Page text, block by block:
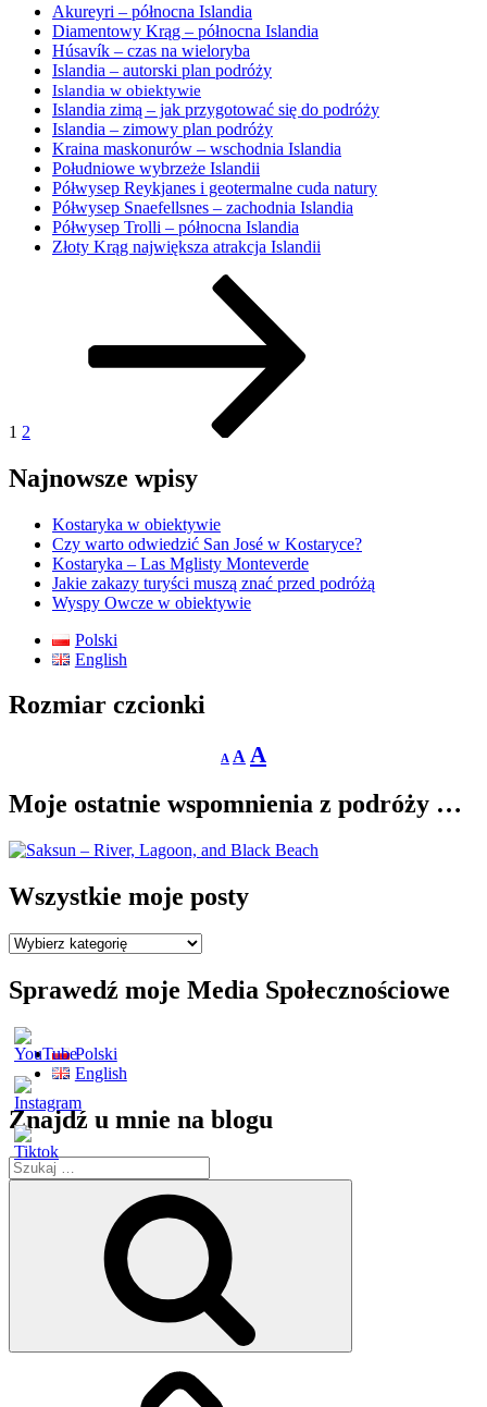
Akureyri – północna Islandia
Diamentowy Krąg – północna Islandia
Húsavík – czas na wieloryba
Islandia – autorski plan podróży
Islandia w obiektywie
Islandia zimą – jak przygotować się do podróży
Islandia – zimowy plan podróży
Kraina maskonurów – wschodnia Islandia
Południowe wybrzeże Islandii
Półwysep Reykjanes i geotermalne cuda natury
Półwysep Snaefellsnes – zachodnia Islandia
Półwysep Trolli – północna Islandia
Złoty Krąg największa atrakcja Islandii
1 2
Najnowsze wpisy
Kostaryka w obiektywie
Czy warto odwiedzić San José w Kostaryce?
Kostaryka – Las Mglisty Monteverde
Jakie zakazy turyści muszą znać przed podróżą
Wyspy Owcze w obiektywie
Polski
English
Rozmiar czcionki
A
Decrease
font
A Reset
font
A
size.
Moje ostatnie wspomnienia z podróży …
Wszystkie moje posty
Wszystkie
posty
Sprawedź moje Media Społecznościowe
Polski
English
Znajdź u mnie na blogu
Szukaj: